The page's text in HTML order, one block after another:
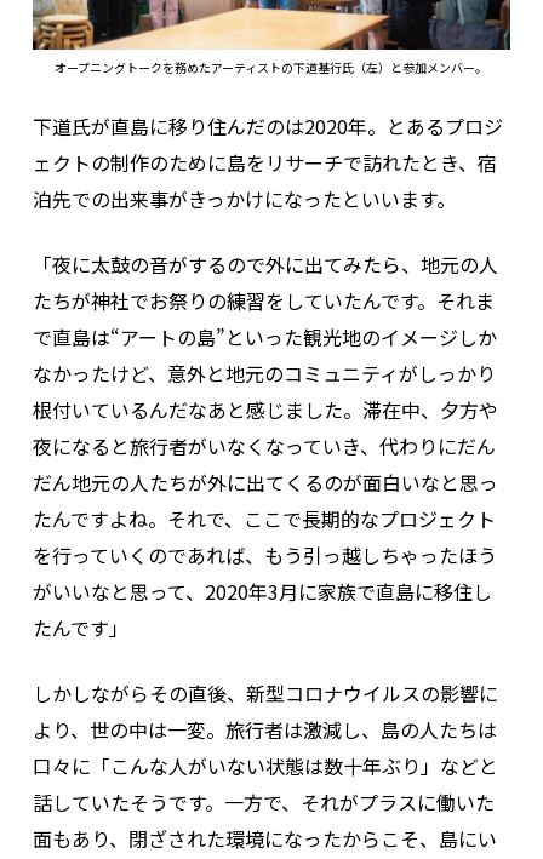
オープニングトークを務めたアーティストの下道基行氏（左）と参加メンバー。
下道氏が直島に移り住んだのは2020年。とあるプロジ
ェクトの制作のために島をリサーチで訪れたとき、宿
泊先での出来事がきっかけになったといいます。
「夜に太鼓の音がするので外に出てみたら、地元の人
たちが神社でお祭りの練習をしていたんです。それま
で直島は“アートの島”といった観光地のイメージしか
なかったけど、意外と地元のコミュニティがしっかり
根付いているんだなあと感じました。滞在中、夕方や
夜になると旅行者がいなくなっていき、代わりにだん
だん地元の人たちが外に出てくるのが面白いなと思っ
たんですよね。それで、ここで長期的なプロジェクト
を行っていくのであれば、もう引っ越しちゃったほう
がいいなと思って、2020年3月に家族で直島に移住し
たんです」
しかしながらその直後、新型コロナウイルスの影響に
より、世の中は一変。旅行者は激減し、島の人たちは
口々に「こんな人がいない状態は数十年ぶり」などと
話していたそうです。一方で、それがプラスに働いた
面もあり、閉ざされた環境になったからこそ、島にい